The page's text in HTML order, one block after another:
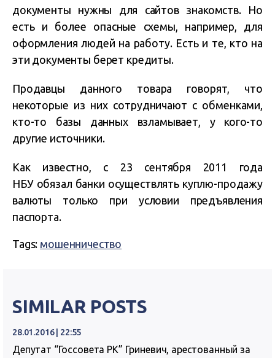
документы нужны для сайтов знакомств. Но
есть и более опасные схемы, например, для
оформления людей на работу. Есть и те, кто на
эти документы берет кредиты.
Продавцы данного товара говорят, что
некоторые из них сотрудничают с обменками,
кто-то базы данных взламывает, у кого-то
другие источники.
Как известно, с 23 сентября 2011 года
НБУ обязал банки осуществлять куплю-продажу
валюты только при условии предъявления
паспорта.
Tags: мошенничество
SIMILAR POSTS
28.01.2016 | 22:55
Депутат “Госсовета РК” Гриневич, арестованный за